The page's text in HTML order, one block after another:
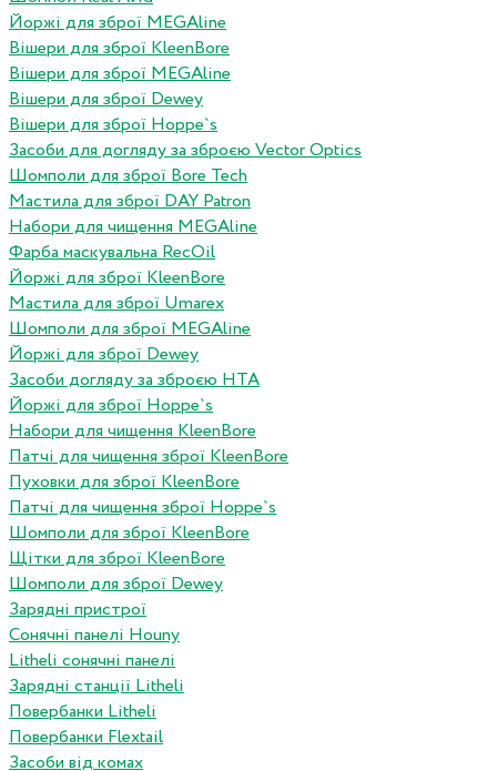
Йоржі для зброї MEGAline
Вішери для зброї KleenBore
Вішери для зброї MEGAline
Вішери для зброї Dewey
Вішери для зброї Hoppe`s
Засоби для догляду за зброєю Vector Optics
Шомполи для зброї Bore Tech
Мастила для зброї DAY Patron
Набори для чищення MEGAline
Фарба маскувальна RecOil
Йоржі для зброї KleenBore
Мастила для зброї Umarex
Шомполи для зброї MEGAline
Йоржі для зброї Dewey
Засоби догляду за зброєю HTA
Йоржі для зброї Hoppe`s
Набори для чищення KleenBore
Патчі для чищення зброї KleenBore
Пуховки для зброї KleenBore
Патчі для чищення зброї Hoppe`s
Шомполи для зброї KleenBore
Щітки для зброї KleenBore
Шомполи для зброї Dewey
Зарядні пристрої
Сонячні панелі Houny
Litheli сонячні панелі
Зарядні станції Litheli
Повербанки Litheli
Повербанки Flextail
Засоби від комах